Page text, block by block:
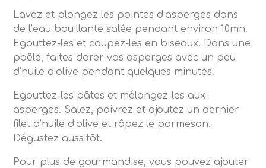
Lavez et plongez les pointes d’asperges dans
de l’eau bouillante salée pendant environ 10mn.
Egouttez-les et coupez-les en biseaux. Dans une
poêle, faites dorer vos asperges avec un peu
d’huile d’olive pendant quelques minutes.
Egouttez-les pâtes et mélangez-les aux
asperges. Salez, poivrez et ajoutez un dernier
filet d’huile d’olive et râpez le parmesan.
Dégustez aussitôt.
Pour plus de gourmandise, vous pouvez ajouter